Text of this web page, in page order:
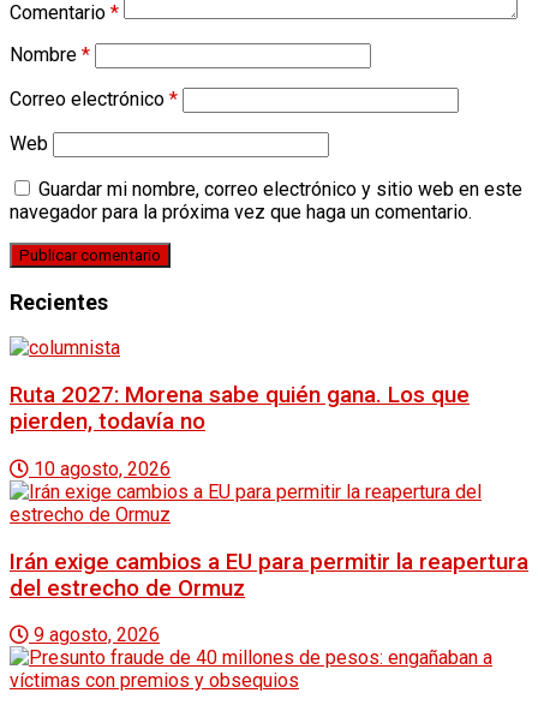
Comentario *
Nombre *
Correo electrónico *
Web
Guardar mi nombre, correo electrónico y sitio web en este
navegador para la próxima vez que haga un comentario.
Recientes
Ruta 2027: Morena sabe quién gana. Los que
pierden, todavía no
10 agosto, 2026
Irán exige cambios a EU para permitir la reapertura
del estrecho de Ormuz
9 agosto, 2026